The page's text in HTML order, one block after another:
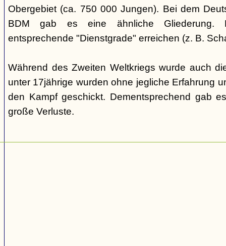
Obergebiet (ca. 750 000 Jungen). Bei dem
BDM gab es eine ähnliche Gliederung.
entsprechende "Dienstgrade" erreichen (z. B.
Während des Zweiten Weltkriegs wurde auch
unter 17jährige wurden ohne jegliche Erfahrung
den Kampf geschickt. Dementsprechend gab
große Verluste.